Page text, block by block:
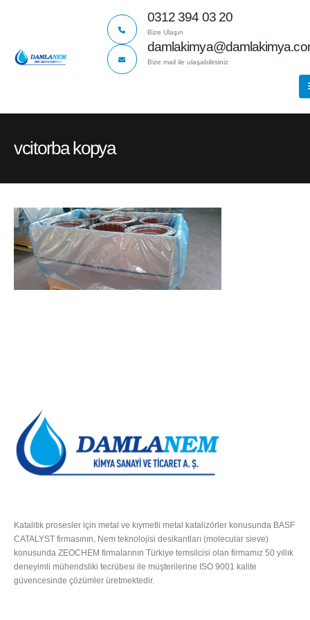
0312 394 03 20
Bize Ulaşın
Bize mail ile ulaşabilirsiniz
vcitorba kopya
Katalitik prosesler için metal ve kıymetli metal katalizörler konusunda BASF
CATALYST firmasının, Nem teknolojisi desikantları (molecular sieve)
konusunda ZEOCHEM firmalarının Türkiye temsilcisi olan firmamız 50 yıllık
deneyimli mühendsliki tecrübesi ile müşterilerine ISO 9001 kalite
güvencesinde çözümler üretmektedir.